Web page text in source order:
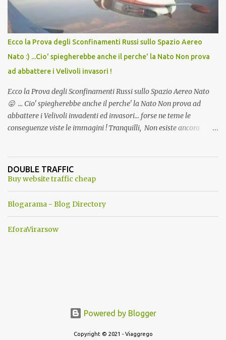
Ecco la Prova degli Sconfinamenti Russi sullo Spazio Aereo
Nato :) ...Cio' spiegherebbe anche il perche' la Nato Non prova
ad abbattere i Velivoli invasori !
Ecco la Prova degli Sconfinamenti Russi sullo Spazio Aereo Nato
😛 ... Cio' spiegherebbe anche il perche' la Nato Non prova ad
abbattere i Velivoli invadenti ed invasori... forse ne teme le
conseguenze viste le immagini ! Tranquilli, Non esiste ancora
ancora una fantasia Nato o forse una "False Flag", per provocare
una guerra mondiale che difficilmente da menti sane, potrebbe
DOUBLE TRAFFIC
Buy website traffic cheap
Blogarama - Blog Directory
EforaVirarsow
Powered by Blogger
Copyright © 2021 - Viaggrego